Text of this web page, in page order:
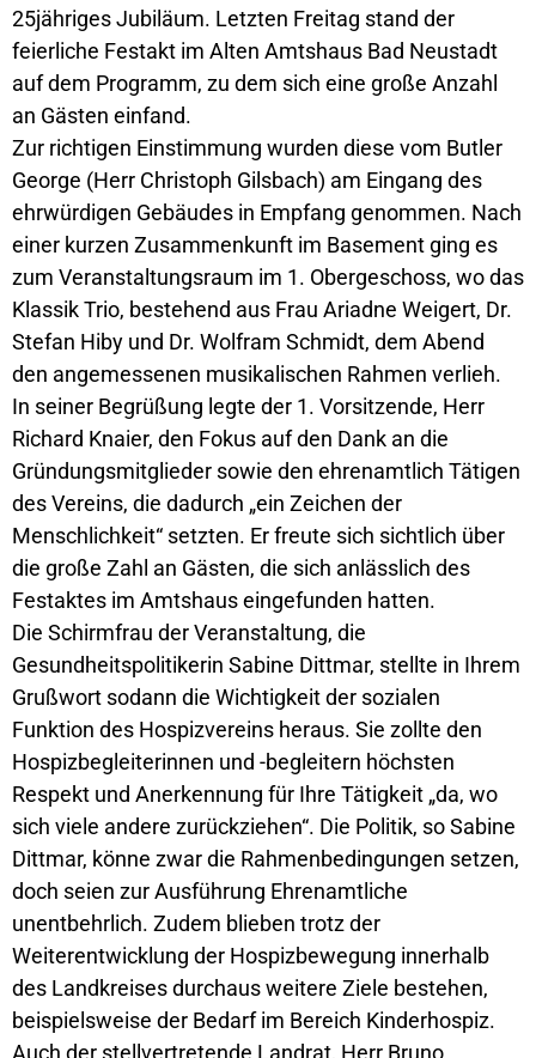
25jähriges Jubiläum. Letzten Freitag stand der
feierliche Festakt im Alten Amtshaus Bad Neustadt
auf dem Programm, zu dem sich eine große Anzahl
an Gästen einfand.
Zur richtigen Einstimmung wurden diese vom Butler
George (Herr Christoph Gilsbach) am Eingang des
ehrwürdigen Gebäudes in Empfang genommen. Nach
einer kurzen Zusammenkunft im Basement ging es
zum Veranstaltungsraum im 1. Obergeschoss, wo das
Klassik Trio, bestehend aus Frau Ariadne Weigert, Dr.
Stefan Hiby und Dr. Wolfram Schmidt, dem Abend
den angemessenen musikalischen Rahmen verlieh.
In seiner Begrüßung legte der 1. Vorsitzende, Herr
Richard Knaier, den Fokus auf den Dank an die
Gründungsmitglieder sowie den ehrenamtlich Tätigen
des Vereins, die dadurch „ein Zeichen der
Menschlichkeit“ setzten. Er freute sich sichtlich über
die große Zahl an Gästen, die sich anlässlich des
Festaktes im Amtshaus eingefunden hatten.
Die Schirmfrau der Veranstaltung, die
Gesundheitspolitikerin Sabine Dittmar, stellte in Ihrem
Grußwort sodann die Wichtigkeit der sozialen
Funktion des Hospizvereins heraus. Sie zollte den
Hospizbegleiterinnen und -begleitern höchsten
Respekt und Anerkennung für Ihre Tätigkeit „da, wo
sich viele andere zurückziehen“. Die Politik, so Sabine
Dittmar, könne zwar die Rahmenbedingungen setzen,
doch seien zur Ausführung Ehrenamtliche
unentbehrlich. Zudem blieben trotz der
Weiterentwicklung der Hospizbewegung innerhalb
des Landkreises durchaus weitere Ziele bestehen,
beispielsweise der Bedarf im Bereich Kinderhospiz.
Auch der stellvertretende Landrat, Herr Bruno